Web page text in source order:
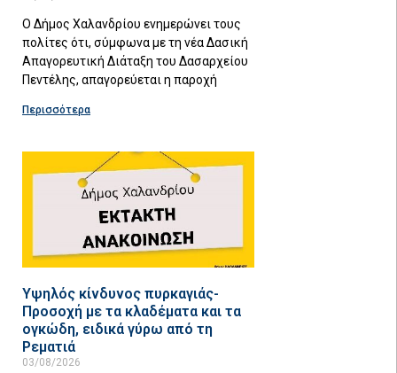
Ο Δήμος Χαλανδρίου ενημερώνει τους
πολίτες ότι, σύμφωνα με τη νέα Δασική
Απαγορευτική Διάταξη του Δασαρχείου
Πεντέλης, απαγορεύεται η παροχή
Περισσότερα
Υψηλός κίνδυνος πυρκαγιάς-
Προσοχή με τα κλαδέματα και τα
ογκώδη, ειδικά γύρω από τη
Ρεματιά
03/08/2026